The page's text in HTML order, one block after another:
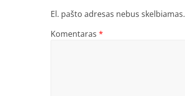
El. pašto adresas nebus skelbiamas.
Komentaras *